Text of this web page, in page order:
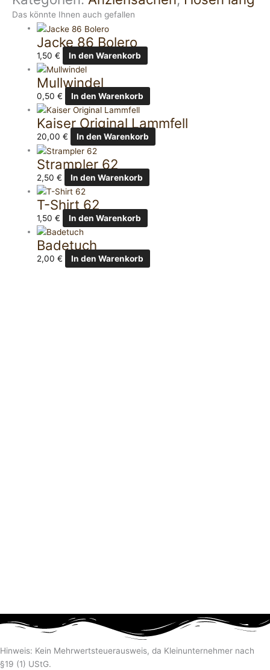
Das könnte Ihnen auch gefallen
Jacke 86 Bolero
1,50€ In den Warenkorb
Mullwindel
0,50€ In den Warenkorb
Kaiser Original Lammfell
20,00€ In den Warenkorb
Strampler 62
2,50€ In den Warenkorb
T-Shirt 62
1,50€ In den Warenkorb
Badetuch
2,00€ In den Warenkorb
Hinweis: Kein Mehrwertsteuerausweis, da Kleinunternehmer nach
§19 (1) UStG.